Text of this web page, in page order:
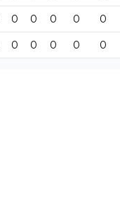
0 0 0 0 0
0 0 0 0 0